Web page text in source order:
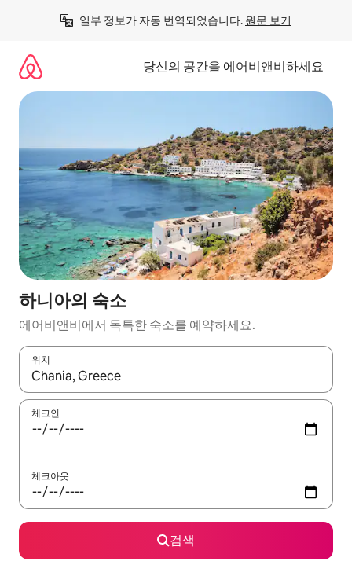
일부 정보가 자동 번역되었습니다. 원문 보기
당신의 공간을 에어비앤비하세요
하니아의 숙소
에어비앤비에서 독특한 숙소를 예약하세요.
위치
결과가 나오면 위·아래 화살표 키를 사용하거나 터치 또는 스와이
체크인
체크아웃
검색